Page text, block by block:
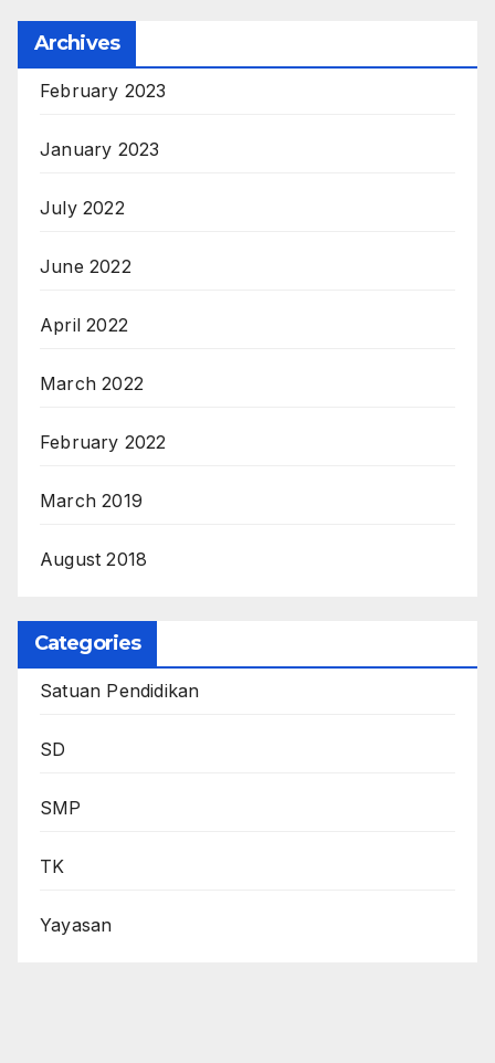
Archives
February 2023
January 2023
July 2022
June 2022
April 2022
March 2022
February 2022
March 2019
August 2018
Categories
Satuan Pendidikan
SD
SMP
TK
Yayasan